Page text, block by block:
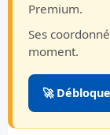
Premium.
Ses
moment.
🚀